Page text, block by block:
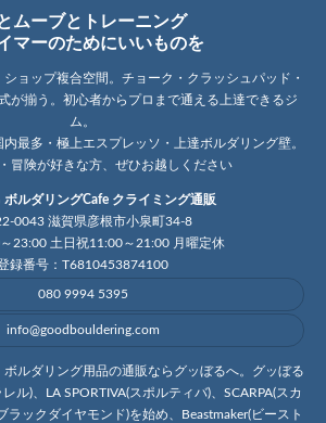
ムーブとトレーニング
マーのためにいいものを
ョップ複合空間。チョーク・クラッシュパッド・
が揃う。初心者からプロまで通える上達できるジ
ム。
最多・極上エスプレッソ・上達ボルダリング壁。
冒険が好きな方、ぜひお越しください
ボルダリングCafe クライミング通販
0043 滋賀県彦根市小泉町34-8
23:00 土日祝11:00～21:00 月曜定休
録番号：T6810453874100
080 9994 5395
info@goodbouldering.com
ルダリング用品の通販ならグッぼるへ。グッぼる
ル)、LA SPORTIVA(スポルティバ)、SCARPA(スカ
ラックダイヤモンド)を始め、Beastmaker(ビースト